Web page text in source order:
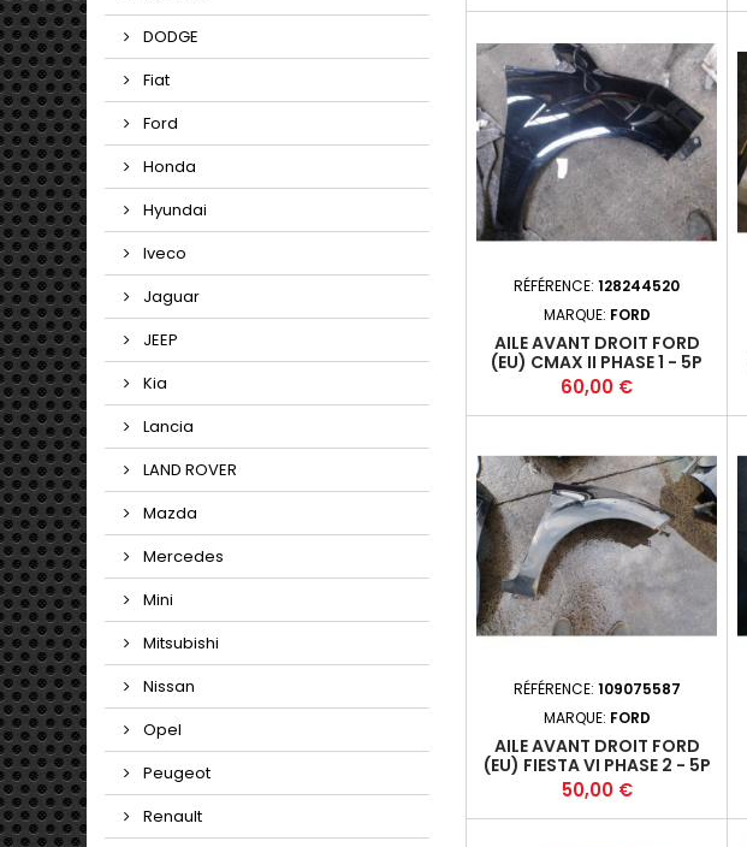
DODGE
Fiat
Ford
Honda
Hyundai
Iveco
Jaguar
JEEP
Kia
Lancia
LAND ROVER
Mazda
Mercedes
Mini
Mitsubishi
Nissan
Opel
Peugeot
Renault
RÉFÉRENCE:128244520
MARQUE: FORD
AILE AVANT DROIT FORD
(EU) CMAX II PHASE 1 - 5P
2010-09-2015-09 +
Prix
60,00 €
RÉFÉRENCE: 109075587
MARQUE: FORD
AILE AVANT DROIT FORD
(EU) FIESTA VI PHASE 2 - 5P
2012-11+
Prix
50,00 €